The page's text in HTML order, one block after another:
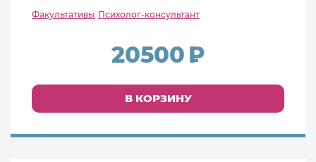
Факультативы Психолог-консультант
20500
В КОРЗИНУ